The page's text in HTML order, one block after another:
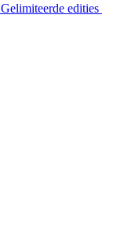
Gelimiteerde edities